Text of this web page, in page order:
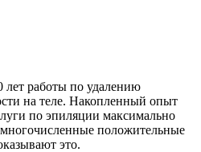
работы по удалению
на теле. Накопленный опыт
по эпиляции максимально
положительные
это.